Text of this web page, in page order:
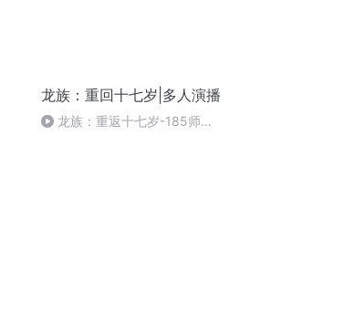
龙族：重回十七岁|多人演播
龙族：重返十七岁-185师